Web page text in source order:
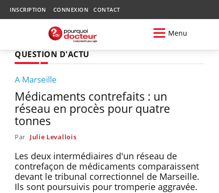
INSCRIPTION CONNEXION CONTACT
Menu
QUESTION D'ACTU
A Marseille
Médicaments contrefaits : un
réseau en procès pour quatre
tonnes
Par Julie Levallois
Les deux intermédiaires d'un réseau de
contrefaçon de médicaments comparaissent
devant le tribunal correctionnel de Marseille.
Ils sont poursuivis pour tromperie aggravée.